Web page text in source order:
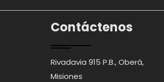
Contáctenos
Rivadavia 915 P.B., Oberá,
Misiones